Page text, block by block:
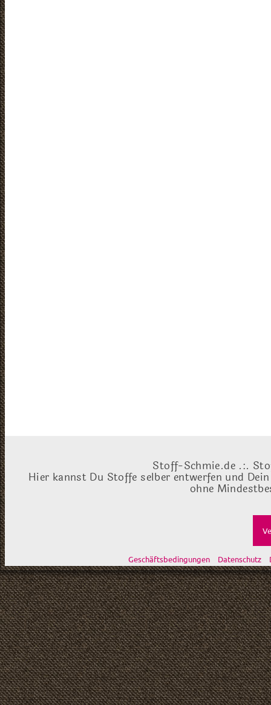
Stoff-Schmie.de .:.
Hier kannst Du Stoffe selber entwerfen und
ohne
Geschäftsbedingungen Datenschutz